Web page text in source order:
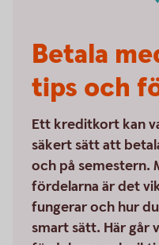
Betala
tips och
Ett kreditkort kan
säkert sätt att
och på semestern.
fördelarna är det
fungerar och hur
smart sätt. Här går